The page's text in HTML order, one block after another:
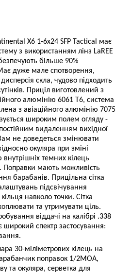
X6 1-6x24 SFP Tactical має
з використанням лінз LaREE
більше 90%
дуже мале спотворення,
скла, чудово підходить
Приціл виготовлений з
алюмінію 6061 T6, система
з авіаційного алюмінію 7075
широким полем огляду -
видаленням вихідної
не доведеться змінювати
окуляра при зміні
внутрішніх темних кілець
Поправки мають можливість
барабанів. Прицільна сітка
підсвічування
навколо точки. Сітка
та утримувати ціль.
віддачі на калібрі .338
широкий спектр застосування:
30-міліметрових кілець на
поправок 1/2MOA,
та окуляра, серветка для